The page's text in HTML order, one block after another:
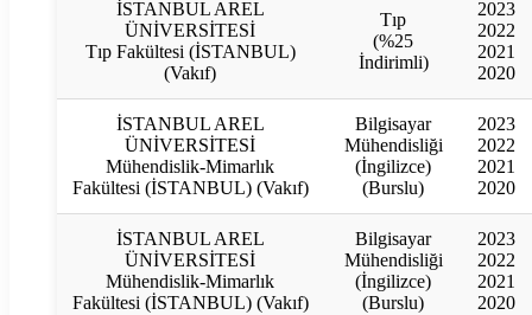
İSTANBUL AREL
ÜNİVERSİTESİ
Tıp Fakültesi (İSTANBUL)
(Vakıf)
Tıp
(%25
İndirimli)
2023
2022
2021
2020
İSTANBUL AREL
ÜNİVERSİTESİ
Mühendislik-Mimarlık
Fakültesi (İSTANBUL) (Vakıf)
Bilgisayar
Mühendisliği
(İngilizce)
(Burslu)
2023
2022
2021
2020
İSTANBUL AREL
ÜNİVERSİTESİ
Mühendislik-Mimarlık
Fakültesi (İSTANBUL) (Vakıf)
Bilgisayar
Mühendisliği
(İngilizce)
(Burslu)
2023
2022
2021
2020